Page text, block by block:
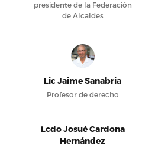
presidente de la Federación
de Alcaldes
Lic Jaime Sanabria
Profesor de derecho
Lcdo Josué Cardona
Hernández